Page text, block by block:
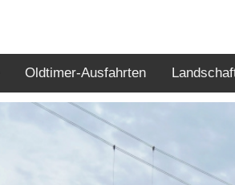
Oldtimer-Ausfahrten